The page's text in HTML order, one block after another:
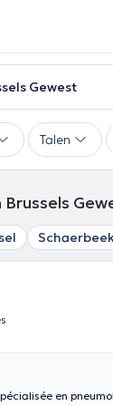
Gewest
Talen
en